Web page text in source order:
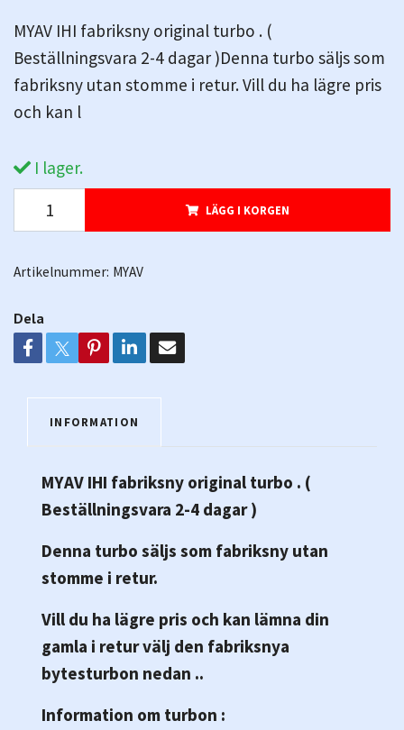
MYAV IHI fabriksny original turbo . (
Beställningsvara 2-4 dagar )Denna turbo säljs som
fabriksny utan stomme i retur. Vill du ha lägre pris
och kan l
I lager.
LÄGG I KORGEN
Artikelnummer: MYAV
Dela
INFORMATION
MYAV IHI fabriksny original turbo . (
Beställningsvara 2-4 dagar )
Denna turbo säljs som fabriksny utan
stomme i retur.
Vill du ha lägre pris och kan lämna din
gamla i retur välj den fabriksnya
bytesturbon nedan ..
Information om turbon :